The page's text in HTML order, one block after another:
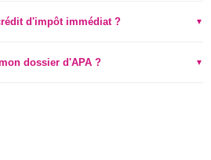
d'impôt immédiat ?
dossier d'APA ?